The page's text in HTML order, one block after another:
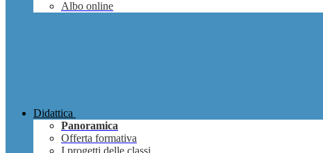
Albo online
Didattica
Panoramica
Offerta formativa